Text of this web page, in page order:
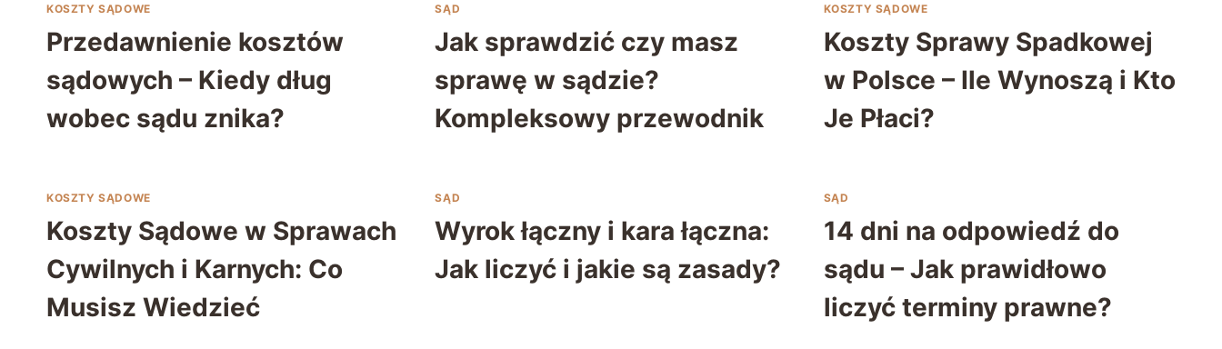
KOSZTY SĄDOWE
Przedawnienie kosztów
sądowych – Kiedy dług
wobec sądu znika?
SĄD
Jak sprawdzić czy masz
sprawę w sądzie?
Kompleksowy przewodnik
KOSZTY SĄDOWE
Koszty Sprawy Spadkowej
w Polsce – Ile Wynoszą i Kto
Je Płaci?
KOSZTY SĄDOWE
Koszty Sądowe w Sprawach
Cywilnych i Karnych: Co
Musisz Wiedzieć
SĄD
Wyrok łączny i kara łączna:
Jak liczyć i jakie są zasady?
SĄD
14 dni na odpowiedź do
sądu – Jak prawidłowo
liczyć terminy prawne?